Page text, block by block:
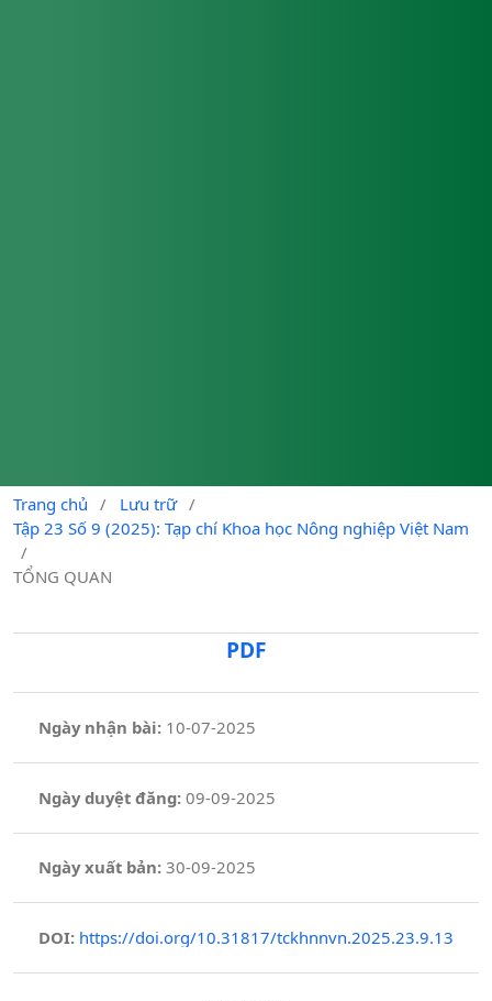
Trang chủ / Lưu trữ /
Tập 23 Số 9 (2025): Tạp chí Khoa học Nông nghiệp Việt Nam
/
TỔNG QUAN
PDF
Ngày nhận bài: 10-07-2025
Ngày duyệt đăng:09-09-2025
Ngày xuất bản: 30-09-2025
DOI: https://doi.org/10.31817/tckhnnvn.2025.23.9.13